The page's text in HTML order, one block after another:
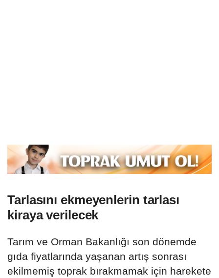
Tarlasını ekmeyenlerin tarlası
kiraya verilecek
Tarım ve Orman Bakanlığı son dönemde
gıda fiyatlarında yaşanan artış sonrası
ekilmemiş toprak bırakmamak için harekete